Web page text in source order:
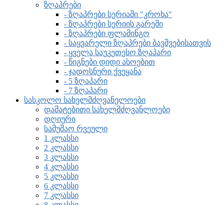
ზღაპრები
- ზღაპრები სერიაში "კროხა"
- ზღაპრები სერიის გარეში
- ზღაპრები ფლამინგო
- საყვარელი ზღაპრები ბავშვებისათვის
- ყველა საუკეთესო ზღაპარი
- წიგნები დიდი ასოებით
- ჯადოსნური ქვეყანა
- 5 ზღაპარი
- 7 ზღაპარი
სასკოლო სახელმძღვანელოები
დამატებითი სახელმძღვანლოები
დღიური
სამუშაო რვეული
1 კლასსი
2 კლასსი
3 კლასსი
4 კლასსი
5 კლასსი
6 კლასსი
7 კლასსი